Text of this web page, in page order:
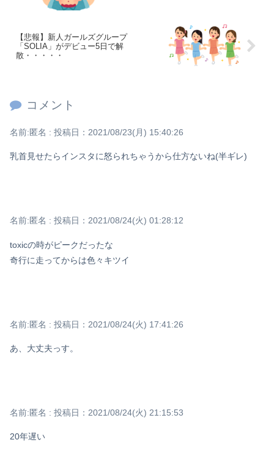
【悲報】新人ガールズグループ
「SOLIA」がデビュー5日で解
散・・・・・
コメント
名前:匿名 : 投稿日：2021/08/23(月) 15:40:26
乳首見せたらインスタに怒られちゃうから仕方ないね(半ギレ)
名前:匿名 : 投稿日：2021/08/24(火) 01:28:12
toxicの時がピークだったな
奇行に走ってからは色々キツイ
名前:匿名 : 投稿日：2021/08/24(火) 17:41:26
あ、大丈夫っす。
名前:匿名 : 投稿日：2021/08/24(火) 21:15:53
20年遅い